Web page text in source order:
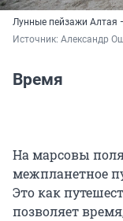
Лунные пейзажи Алтая
Источник: Александр
Время
На марсовы
межпланетное
Это как
позволяет